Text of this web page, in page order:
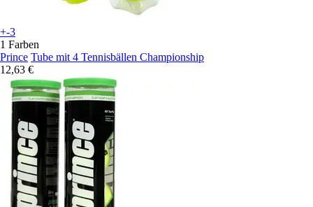
+-3
1 Farben
Prince Tube mit 4 Tennisbällen Championship
12,63 €